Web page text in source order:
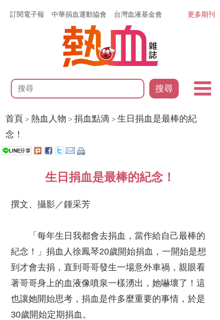
訂閱電子報 中華捐血運動協會 台灣血液基金會
搜尋
更多期刊
首頁 >熱血人物 >捐血點滴 >生日捐血是最棒的紀
念！
生日捐血是最棒的紀念！
撰文、攝影／鍾采芳
「每年生日我都會去捐血，當作給自己最棒的
紀念！」捐血人徐鳳琴20歲開始捐血，一開始是想
到才會去捐，直到哥哥發生一場意外車禍，親眼看
著哥哥身上的血液像噴泉一樣湧出，她嚇壞了！這
也讓她開始思考，捐血是件多麼重要的事情，於是
30歲開始定期捐血。